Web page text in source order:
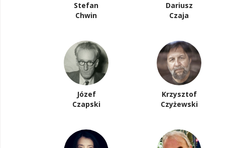
Stefan
Chwin
Dariusz
Czaja
Józef
Czapski
Krzysztof
Czyżewski